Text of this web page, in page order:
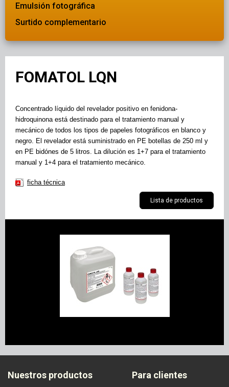
Emulsión fotográfica
Surtido complementario
FOMATOL LQN
Concentrado líquido del revelador positivo en fenidona-
hidroquinona está destinado para el tratamiento manual y
mecánico de todos los tipos de papeles fotográficos en blanco y
negro. El revelador está suministrado en PE botellas de 250 ml y
en PE bidónes de 5 litros. La dilución es 1+7 para el tratamiento
manual y 1+4 para el tratamiento mecánico.
ficha técnica
Lista de productos
Nuestros productos Para clientes